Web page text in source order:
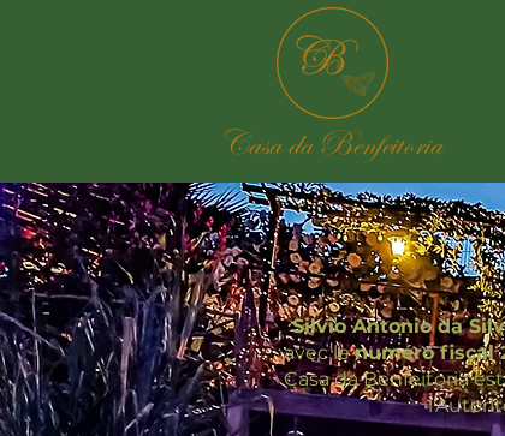
Casa da Benfeitoria
Silvio Antonio da
avec lenuméro fiscal
Casa da Benfeitoria